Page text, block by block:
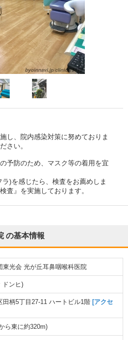
し、院内感染対策に努めておりま
さい。
予防のため、マスク等の着用を宜
)を感じたら、検査をお薦めしま
査』を実施しております。
の基本情報
東光会 光が丘耳鼻咽喉科医院
ドンヒ)
田柄5丁目27-11 ハートビル1階 [アクセ
ら東に約320m)